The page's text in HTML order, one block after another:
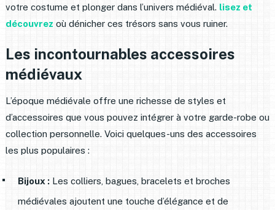
votre costume et plonger dans l’univers médiéval. lisez et
découvrez où dénicher ces trésors sans vous ruiner.
Les incontournables accessoires
médiévaux
L’époque médiévale offre une richesse de styles et
d’accessoires que vous pouvez intégrer à votre garde-robe ou
collection personnelle. Voici quelques-uns des accessoires
les plus populaires :
Bijoux :Les colliers, bagues, bracelets et broches
médiévales ajoutent une touche d’élégance et de